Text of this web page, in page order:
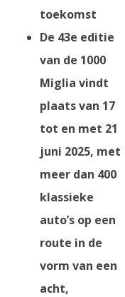
toekomst
De 43e editie
van de 1000
Miglia vindt
plaats van 17
tot en met 21
juni 2025, met
meer dan 400
klassieke
auto’s op een
route in de
vorm van een
acht,